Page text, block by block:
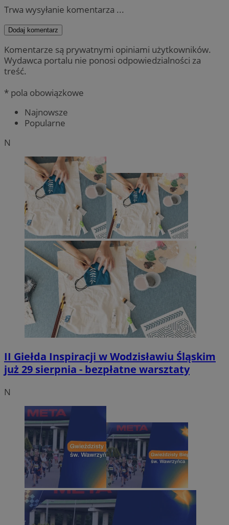
Trwa wysyłanie komentarza ...
Dodaj komentarz
Komentarze są prywatnymi opiniami użytkowników.
Wydawca portalu nie ponosi odpowiedzialności za
treść.
* pola obowiązkowe
Najnowsze
Popularne
N
II Giełda Inspiracji w Wodzisławiu Śląskim
już 29 sierpnia - bezpłatne warsztaty
N